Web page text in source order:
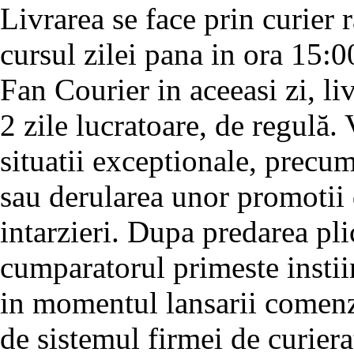
Livrarea se face prin curier
cursul zilei pana in ora
Fan Courier in aceeasi zi,
2 zile lucratoare, de regulă.
situatii exceptionale,
sau derularea unor
intarzieri. Dupa predarea
cumparatorul primeste
in momentul lansarii
de sistemul firmei de